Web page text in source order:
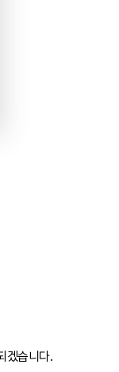
겠습니다.